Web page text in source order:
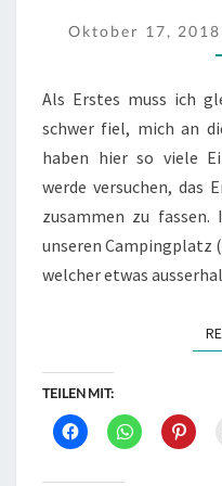
Oktober 17, 2018
Als Erstes muss ich
schwer fiel, mich an
haben hier so viele
werde versuchen, das
zusammen zu
unseren Campingplatz
welcher etwas
TEILEN MIT: